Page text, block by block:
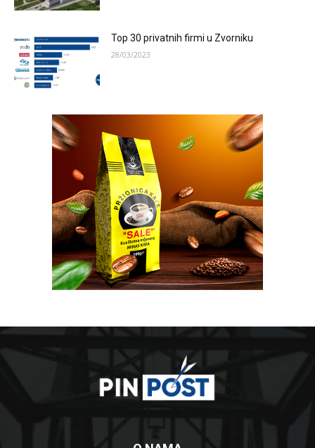
Top 30 privatnih firmi u Zvorniku
28/03/2023